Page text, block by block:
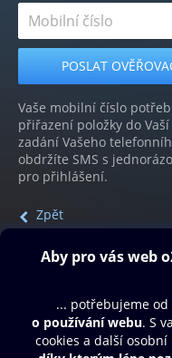
Vaše mobilní číslo
přiřazení položky do
zadání Vašeho
obdržíte SMS s
pro přihlášení.
Zpět
Obsah ke stažení
Moje O2 Knihovna